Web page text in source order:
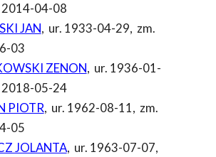
2014-04-08
JAN, ur. 1933-04-29, zm.
03
ZENON, ur. 1936-01-
2018-05-24
PIOTR, ur. 1962-08-11, zm.
05
JOLANTA, ur. 1963-07-07,